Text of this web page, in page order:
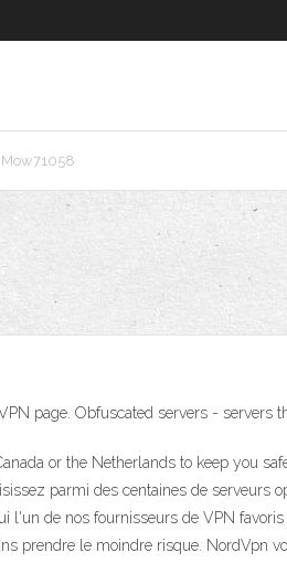
Mow71058
page. Obfuscated servers - servers
or the Netherlands to keep you
parmi des centaines de serveurs
l'un de nos fournisseurs de VPN
prendre le moindre risque. NordVpn